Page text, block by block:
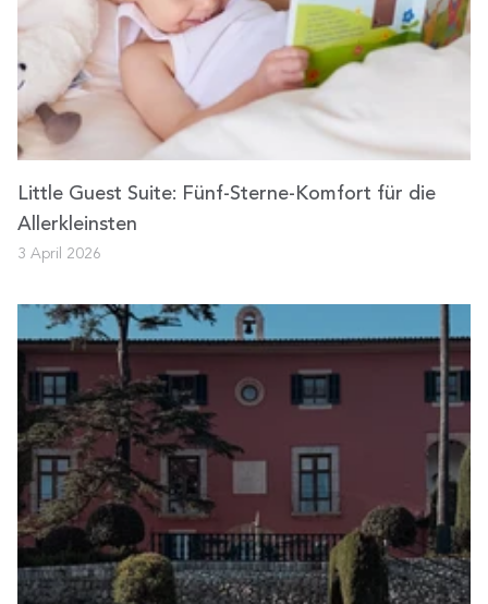
Little Guest Suite: Fünf-Sterne-Komfort für die
Allerkleinsten
3 April 2026